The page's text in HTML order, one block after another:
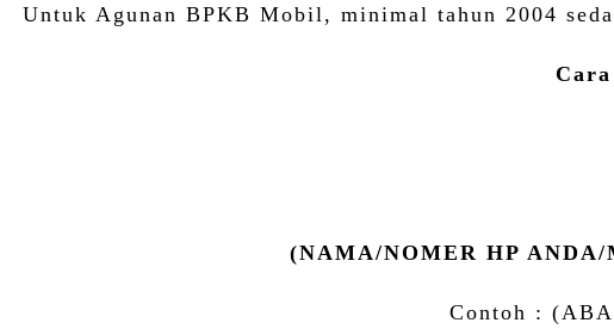
Untuk Agunan BPKB Mobil, minimal tahun 2004
(NAMA/NOMER HP
Contoh :